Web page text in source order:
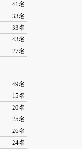
41名
33名
33名
43名
27名
49名
15名
20名
25名
26名
24名